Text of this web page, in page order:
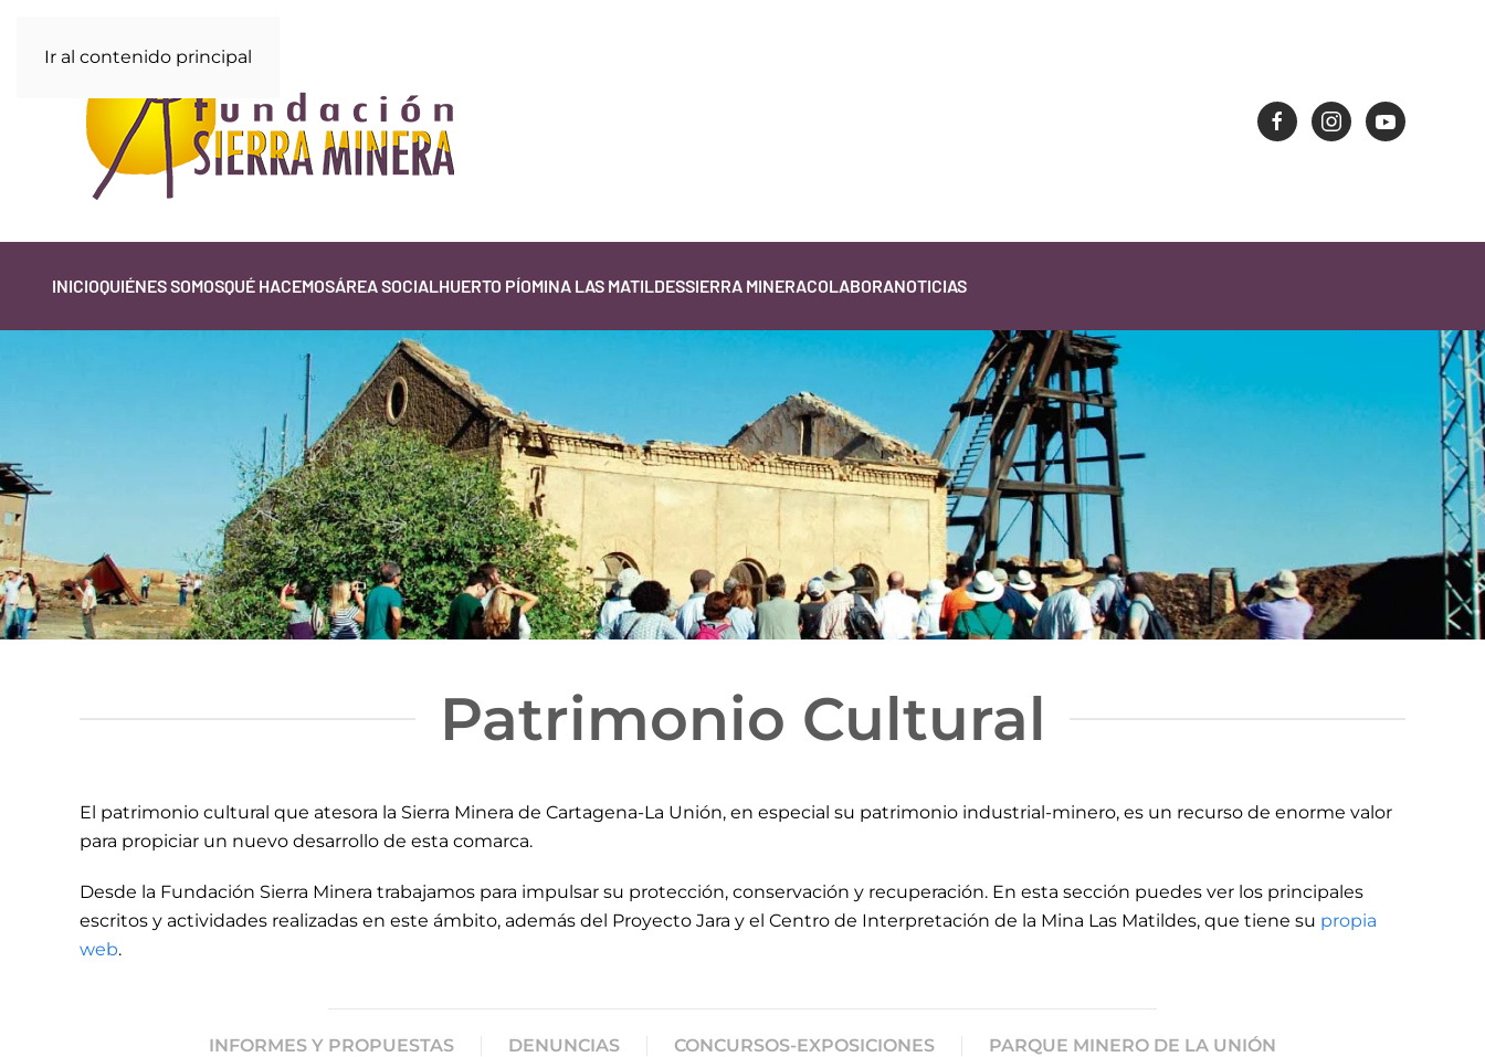
Ir al contenido principal
INICIOQUIÉNES SOMOSQUÉ HACEMOSÁREA SOCIALHUERTO PÍOMINA LAS MATILDESSIERRA MINERACOLABORANOTICIAS
Patrimonio Cultural
El patrimonio cultural que atesora la Sierra Minera de Cartagena-La Unión, en especial su patrimonio industrial-minero, es un recurso de enorme valor
para propiciar un nuevo desarrollo de esta comarca.
Desde la Fundación Sierra Minera trabajamos para impulsar su protección, conservación y recuperación. En esta sección puedes ver los principales
escritos y actividades realizadas en este ámbito, además del Proyecto Jara y el Centro de Interpretación de la Mina Las Matildes, que tiene su propia
web.
INFORMES Y PROPUESTAS DENUNCIAS CONCURSOS-EXPOSICIONES PARQUE MINERO DE LA UNIÓN